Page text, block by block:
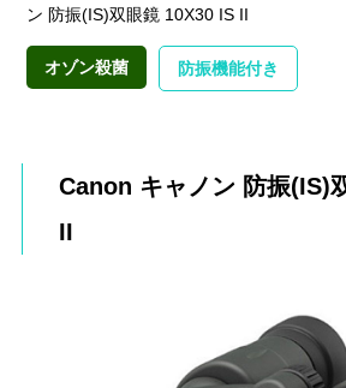
ン 防振(IS)双眼鏡 10X30 IS II
オゾン殺菌 防振機能付き
Canon キャノン 防振(IS)
II